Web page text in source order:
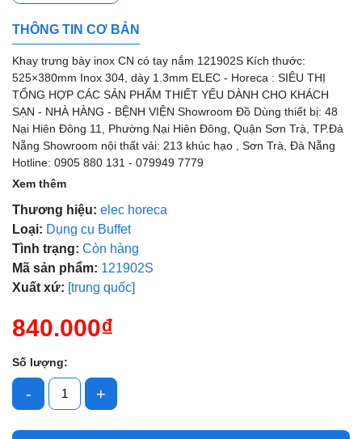
THÔNG TIN CƠ BẢN
Khay trưng bày inox CN có tay nắm 121902S Kích thước:
525×380mm Inox 304, dày 1.3mm ELEC - Horeca : SIÊU THỊ
TỔNG HỢP CÁC SẢN PHẨM THIẾT YẾU DÀNH CHO KHÁCH
SẠN - NHÀ HÀNG - BỆNH VIỆN Showroom Đồ Dùng thiết bị: 48
Nại Hiên Đông 11, Phường Nại Hiên Đông, Quận Sơn Trà, TP.Đà
Nẵng Showroom nội thất vải: 213 khúc hạo , Sơn Trà, Đà Nẵng
Hotline: 0905 880 131 - 079949 7779
Xem thêm
Thương hiệu: elec horeca
Loại: Dụng cụ Buffet
Tình trạng: Còn hàng
Mã sản phẩm: 121902S
Xuất xứ: [trung quốc]
840.000₫
Số lượng:
- +